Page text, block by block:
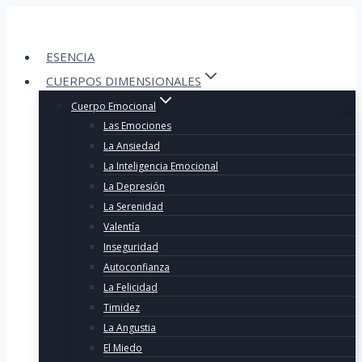
contentESENCIA
CUERPOS DIMENSIONALES
Cuerpo Emocional
Las Emociones
La Ansiedad
La Inteligencia Emocional
La Depresión
La Serenidad
Valentía
Inseguridad
Autoconfianza
La Felicidad
Timidez
La Angustia
El Miedo